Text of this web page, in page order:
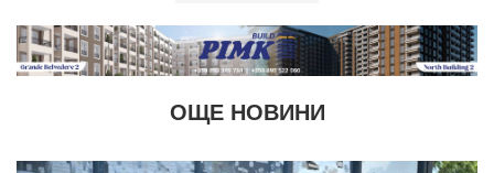
ОЩЕ НОВИНИ